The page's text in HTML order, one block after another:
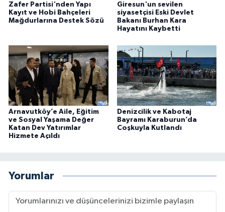
Zafer Partisi'nden Yapı
Kayıt ve Hobi Bahçeleri
Mağdurlarına Destek Sözü
Giresun'un sevilen
siyasetçisi Eski Devlet
Bakanı Burhan Kara
Hayatını Kaybetti
Arnavutköy’e Aile, Eğitim
ve Sosyal Yaşama Değer
Katan Dev Yatırımlar
Hizmete Açıldı
Denizcilik ve Kabotaj
Bayramı Karaburun’da
Coşkuyla Kutlandı
Yorumlar